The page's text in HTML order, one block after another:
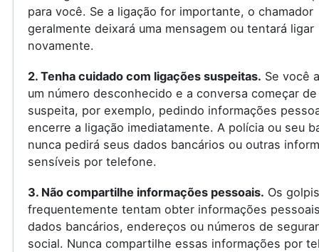
para você. Se a ligação for importante, o chamador
geralmente deixará uma mensagem ou tentará ligar
novamente.
2. Tenha cuidado com ligações suspeitas. Se você
um número desconhecido e a conversa começar
suspeita, por exemplo, pedindo informações
encerre a ligação imediatamente. A polícia ou seu
nunca pedirá seus dados bancários ou outras
sensíveis por telefone.
3. Não compartilhe informações pessoais. Os
frequentemente tentam obter informações
dados bancários, endereços ou números de
social. Nunca compartilhe essas informações por